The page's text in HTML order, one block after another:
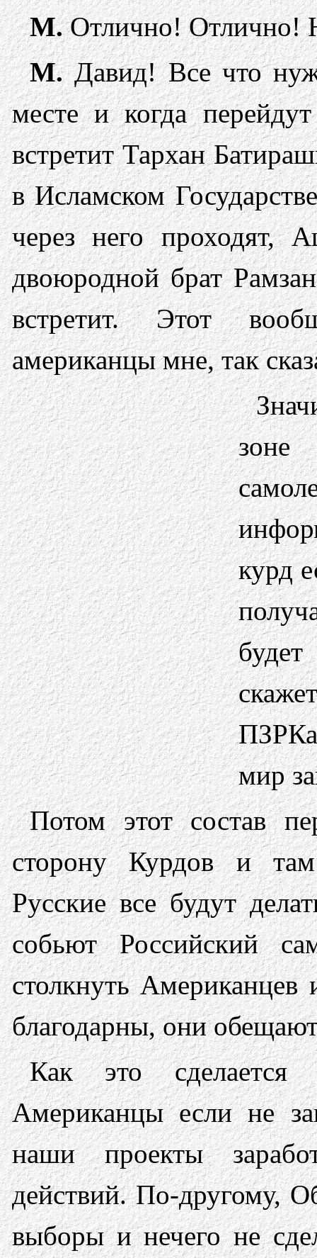
М.Отлично! Отлично!
М.Давид! Все что
месте и когда
встретит Тархан
в Исламском
через него проходят,
двоюродной брат
встретит. Этот
американцы мне, так
зоне
курд
мир
Потом этот состав
сторону Курдов и там
Русские все будут
собьют Российский
столкнуть
благодарны, они
Как это
Американцы если не
наши проекты
действий. По-другому,
выборы и нечего не